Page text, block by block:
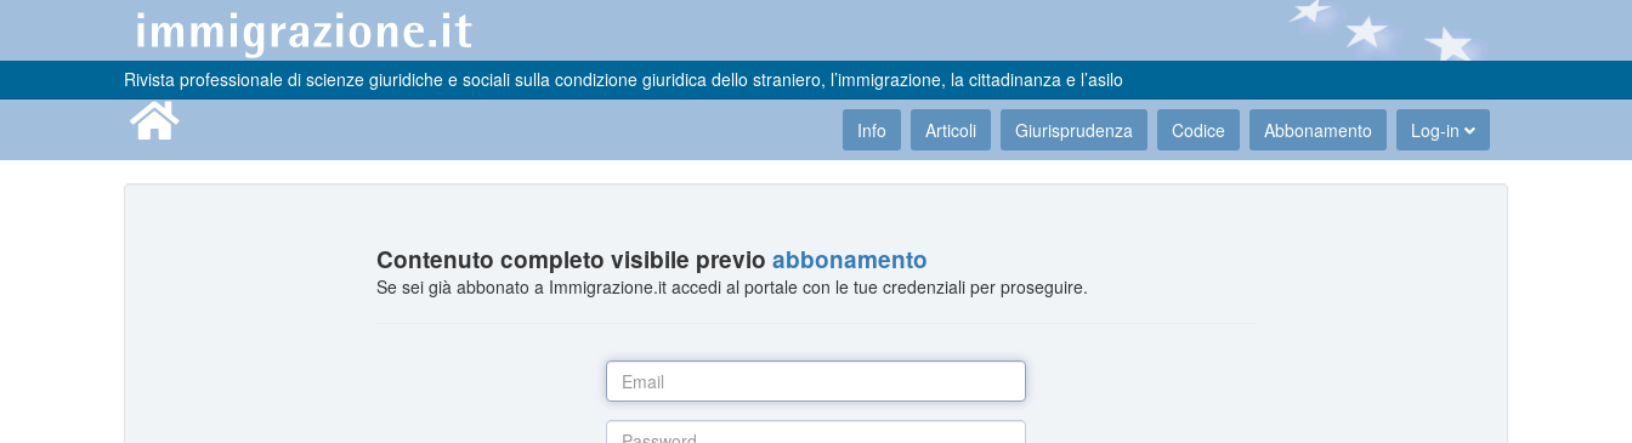
Rivista professionale di scienze giuridiche e sociali sulla condizione giuridica dello straniero, l’immigrazione, la cittadinanza e l’asilo
Info Articoli Giurisprudenza Codice Abbonamento Log-in
Contenuto completo visibile previoabbonamento
Se sei già abbonato a Immigrazione.it accedi al portale con le tue credenziali per proseguire.